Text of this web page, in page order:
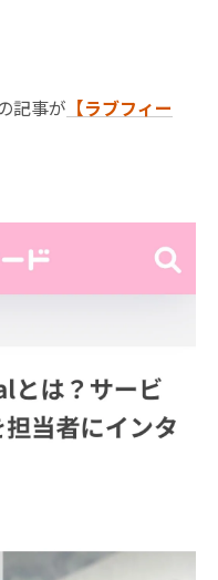
記事が 【ラブフィー